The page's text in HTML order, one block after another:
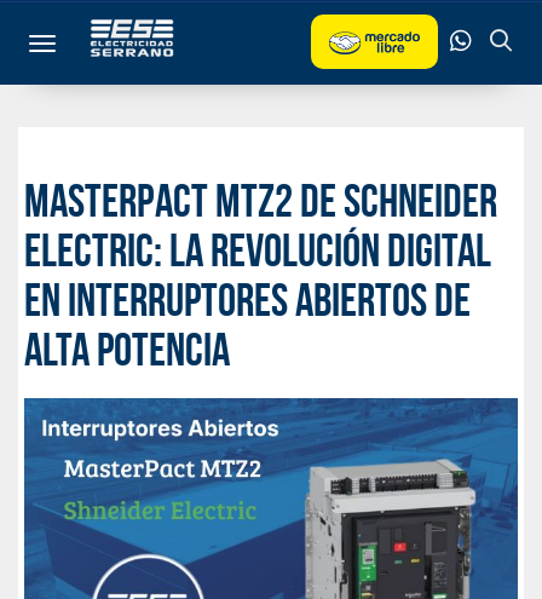
Toggle navigation
MasterPact MTZ2 de Schneider
Electric: La revolución digital
en interruptores abiertos de
alta potencia